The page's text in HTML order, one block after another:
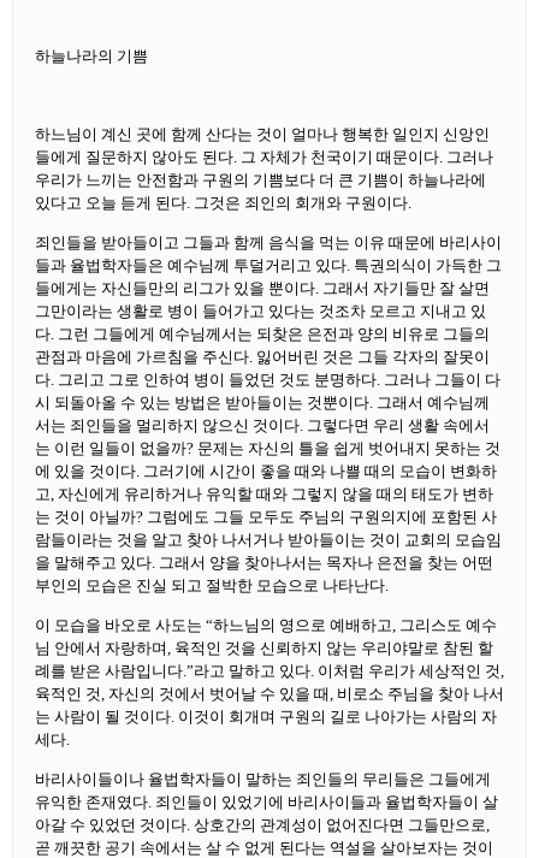
하늘나라의 기쁨
하느님이 계신 곳에 함께 산다는 것이 얼마나 행복한 일인지 신앙인
들에게 질문하지 않아도 된다. 그 자체가 천국이기 때문이다. 그러나
우리가 느끼는 안전함과 구원의 기쁨보다 더 큰 기쁨이 하늘나라에
있다고 오늘 듣게 된다. 그것은 죄인의 회개와 구원이다.
죄인들을 받아들이고 그들과 함께 음식을 먹는 이유 때문에 바리사이
들과 율법학자들은 예수님께 투덜거리고 있다. 특권의식이 가득한 그
들에게는 자신들만의 리그가 있을 뿐이다. 그래서 자기들만 잘 살면
그만이라는 생활로 병이 들어가고 있다는 것조차 모르고 지내고 있
다. 그런 그들에게 예수님께서는 되찾은 은전과 양의 비유로 그들의
관점과 마음에 가르침을 주신다. 잃어버린 것은 그들 각자의 잘못이
다. 그리고 그로 인하여 병이 들었던 것도 분명하다. 그러나 그들이 다
시 되돌아올 수 있는 방법은 받아들이는 것뿐이다. 그래서 예수님께
서는 죄인들을 멀리하지 않으신 것이다. 그렇다면 우리 생활 속에서
는 이런 일들이 없을까? 문제는 자신의 틀을 쉽게 벗어내지 못하는 것
에 있을 것이다. 그러기에 시간이 좋을 때와 나쁠 때의 모습이 변화하
고, 자신에게 유리하거나 유익할 때와 그렇지 않을 때의 태도가 변하
는 것이 아닐까? 그럼에도 그들 모두도 주님의 구원의지에 포함된 사
람들이라는 것을 알고 찾아 나서거나 받아들이는 것이 교회의 모습임
을 말해주고 있다. 그래서 양을 찾아나서는 목자나 은전을 찾는 어떤
부인의 모습은 진실 되고 절박한 모습으로 나타난다.
이 모습을 바오로 사도는 “하느님의 영으로 예배하고, 그리스도 예수
님 안에서 자랑하며, 육적인 것을 신뢰하지 않는 우리야말로 참된 할
례를 받은 사람입니다.”라고 말하고 있다. 이처럼 우리가 세상적인 것,
육적인 것, 자신의 것에서 벗어날 수 있을 때, 비로소 주님을 찾아 나서
는 사람이 될 것이다. 이것이 회개며 구원의 길로 나아가는 사람의 자
세다.
바리사이들이나 율법학자들이 말하는 죄인들의 무리들은 그들에게
유익한 존재였다. 죄인들이 있었기에 바리사이들과 율법학자들이 살
아갈 수 있었던 것이다. 상호간의 관계성이 없어진다면 그들만으로,
곧 깨끗한 공기 속에서는 살 수 없게 된다는 역설을 살아보자는 것이